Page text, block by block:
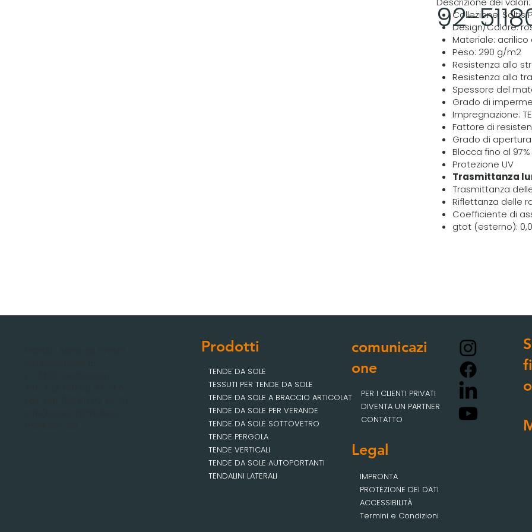
92-
Collezione; Soltis
Design/Colore:
Materiale:
Peso: 290 g/m2
Resistenza allo
Resistenza alla
Spessore del
Grado di
Impregnazione:
Fattore di
Grado di
Blocca fino al
Protezione UV
Trasmittanza
Trasmittanza
Riflettanza delle
Coefficiente di
gtot (esterno):
Prodotti
TENDE DA SOLE
TESSUTI PER TENDE DA SOLE
TENDE DA SOLE A BRACCIO ARTICOLATO
TENDE DA SOLE PER VERANDE
TENDE DA SOLE SOTTOVETRO
TENDE PERGOLA
TENDE VERTICALI
TENDE DA SOLE AUTOPORTANTI
TENDALINI LATERALI
comunicazi
one
PER I CLIENTI PRIVATI
DIVENTA UN PARTNER
CONTATTO
Legal
IMPRONTA
PROTEZIONE DEI DATI
ACCESSIBILITÀ
Termini e Condizioni
o